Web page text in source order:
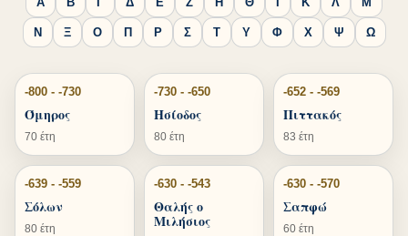
Ν Ξ Ο Π Ρ Σ Τ Υ Φ Χ Ψ Ω
-800 - -730
Όμηρος
70 έτη
-730 - -650
Ησίοδος
80 έτη
-652 - -569
Πιττακός
83 έτη
-639 - -559
Σόλων
80 έτη
-630 - -543
Θαλής ο
Μιλήσιος
-630 - -570
Σαπφώ
60 έτη